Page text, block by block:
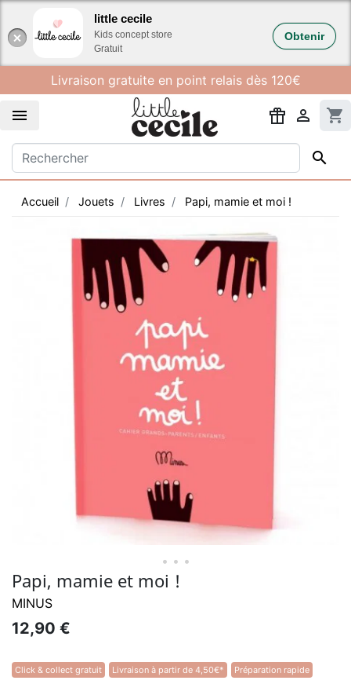
little cecile
Kids concept store
Gratuit
Obtenir
Livraison gratuite en point relais dès 120€
  shopping_cart

Accueil Jouets Livres Papi, mamie et moi !
• • •
Papi, mamie et moi !
MINUS
12,90 €
Click & collect gratuit Livraison à partir de 4,50€* Préparation rapide